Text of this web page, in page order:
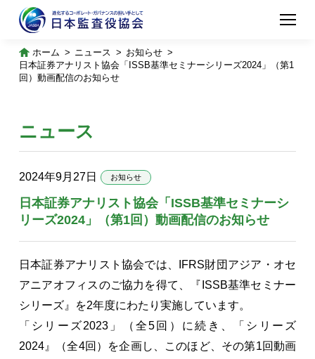
ホーム ニュース
お知らせ
日本証券アナリスト協会「ISSB基準セミナーシリーズ2024」（第1
回）動画配信のお知らせ
ニュース
2024年9月27日 お知らせ
日本証券アナリスト協会「ISSB基準セミナーシ
リーズ2024」（第1回）動画配信のお知らせ
日本証券アナリスト協会では、IFRS財団アジア・オセ
アニアオフィスのご協力を得て、『ISSB基準セミナー
シリーズ』を2年度にわたり実施しています。
「シリーズ2023」（全5回）に続き、「シリーズ
2024』（全4回）を企画し、このほど、その第1回動画